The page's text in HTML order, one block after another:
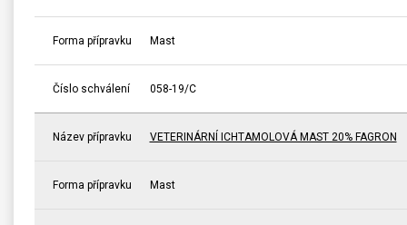
Forma přípravku Mast
Číslo schválení 058-19/C
Název přípravku VETERINÁRNÍ ICHTAMOLOVÁ MAST 20% FAGRON
Forma přípravku Mast